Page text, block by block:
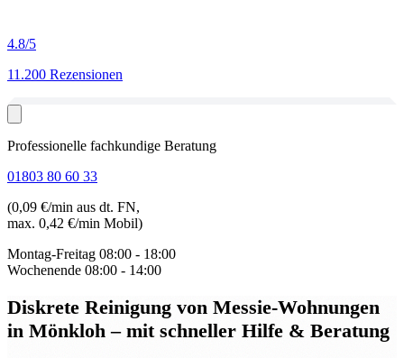
4.8/5
11.200 Rezensionen
Professionelle fachkundige Beratung
01803 80 60 33
(0,09 €/min aus dt. FN,
max. 0,42 €/min Mobil)
Montag-Freitag 08:00 - 18:00
Wochenende 08:00 - 14:00
Diskrete Reinigung von Messie-Wohnungen
in Mönkloh– mit schneller Hilfe & Beratung